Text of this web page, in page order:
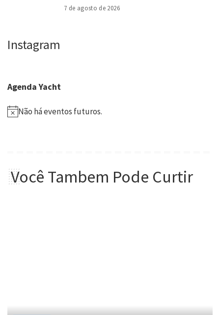
7 de agosto de 2026
Instagram
Agenda Yacht
Não há eventos futuros.
Você Tambem Pode Curtir